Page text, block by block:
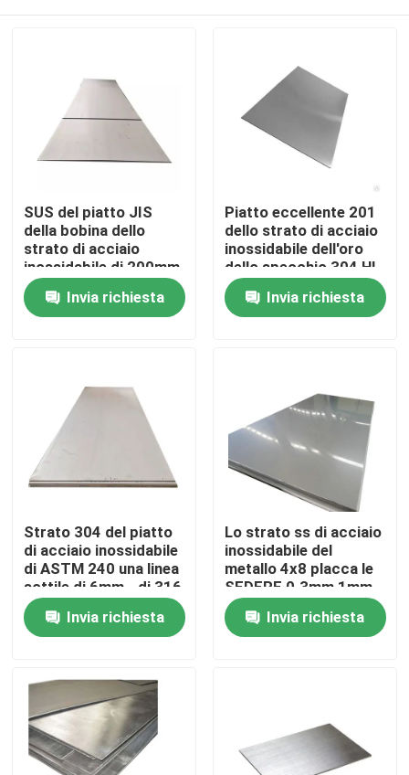
Casa
Chi siamo
Prodotti
Tubo rotondo di acciaio inossidabile
Tubo saldato di acciaio inossidabile
Tubo senza cuciture di acciaio inossidabile
Tubo di acciaio galvanizzato
Piatto dello strato di acciaio inossidabile
SUS del piatto JIS
della bobina dello
strato di acciaio
inossidabile di 200mm
ASTM 304 304l 316l
310 410 430Invia richiesta
Piatto eccellente 201
dello strato di acciaio
inossidabile dell'oro
dello specchio 304 HL
2D di 1219Mm
Invia richiesta
Strato 304 del piatto
di acciaio inossidabile
di ASTM 240 una linea
sottile di 6mm - di 316
321 1
Invia richiesta
Lo strato ss di acciaio
inossidabile del
metallo 4x8 placca le
SEDERE 0.3mm 1mm
Invia richiesta